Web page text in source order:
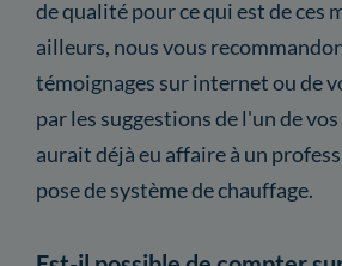
de qualité pour ce qui est de ces
ailleurs, nous vous
témoignages sur internet ou de
par les suggestions de l'un de
aurait déjà eu affaire à un
pose de système de chauffage.